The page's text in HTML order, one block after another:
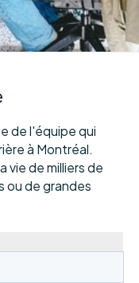
de l'équipe qui
à Montréal.
vie de milliers de
ou de grandes